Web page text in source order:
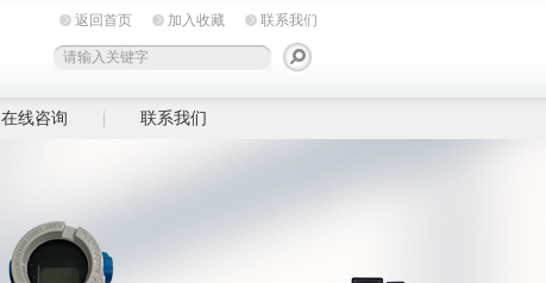
返回首页 加入收藏 联系我们
在线咨询 联系我们